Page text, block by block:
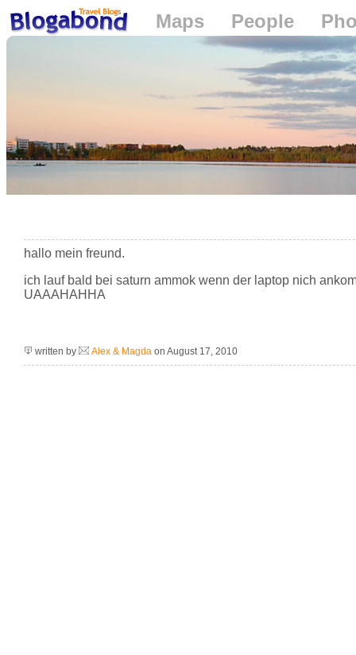
Maps People
hallo mein freund.
ich lauf bald bei saturn ammok wenn der laptop nich
UAAAHAHHA
written by Alex & Magda on August 17, 2010